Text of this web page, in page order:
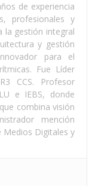
de experiencia
profesionales y
la gestión integral
y gestión
para el
Fue Líder
CCS. Profesor
e IEBS, donde
combina visión
mención
Medios Digitales y